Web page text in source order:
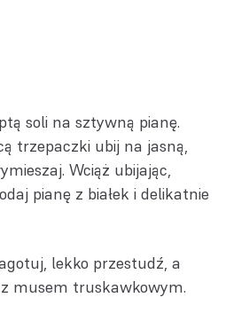
soli na sztywną pianę.
trzepaczki ubij na jasną,
Wciąż ubijając,
pianę z białek i delikatnie
lekko przestudź, a
z musem truskawkowym.